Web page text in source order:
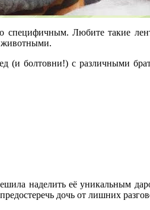
Любите такие
животными.
(и болтовни!) с различными
наделить её уникальным
дочь от лишних